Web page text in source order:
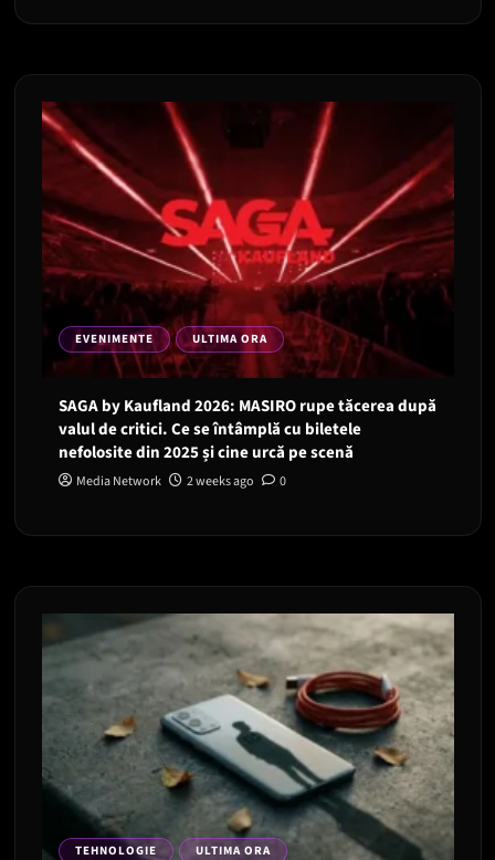
EVENIMENTE ULTIMA ORA
SAGA by Kaufland 2026: MASIRO rupe tăcerea după
valul de critici. Ce se întâmplă cu biletele
nefolosite din 2025 și cine urcă pe scenă
Media Network 2 weeks ago 0
TEHNOLOGIE ULTIMA ORA